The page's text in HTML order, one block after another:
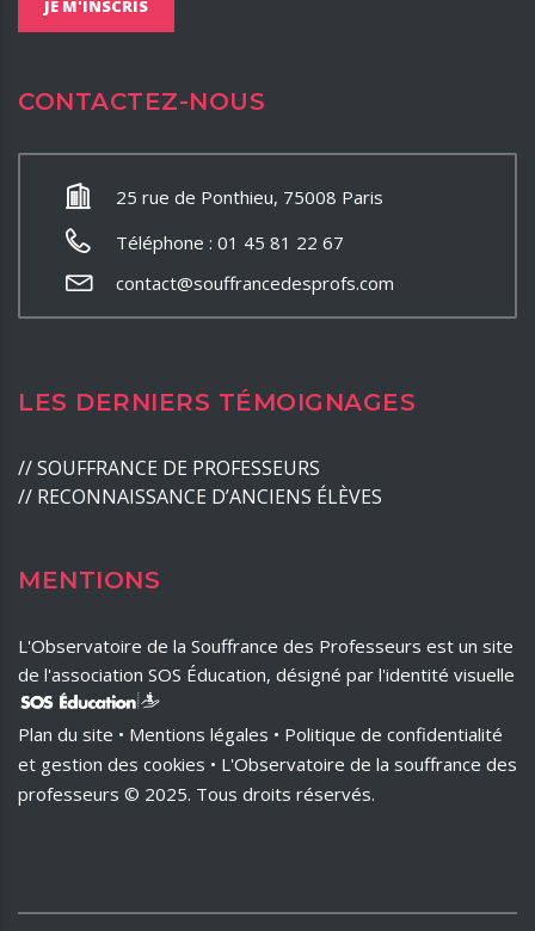
CONTACTEZ-NOUS
25 rue de Ponthieu, 75008 Paris
Téléphone : 01 45 81 22 67
contact@souffrancedesprofs.com
LES DERNIERS TÉMOIGNAGES
//SOUFFRANCE DE PROFESSEURS
// RECONNAISSANCE D’ANCIENS ÉLÈVES
MENTIONS
L'Observatoire de la Souffrance des Professeurs est un site
de l'association SOS Éducation, désigné par l'identité visuelle
Plan du site • Mentions légales • Politique de confidentialité
et gestion des cookies • L'Observatoire de la souffrance des
professeurs © 2025. Tous droits réservés.